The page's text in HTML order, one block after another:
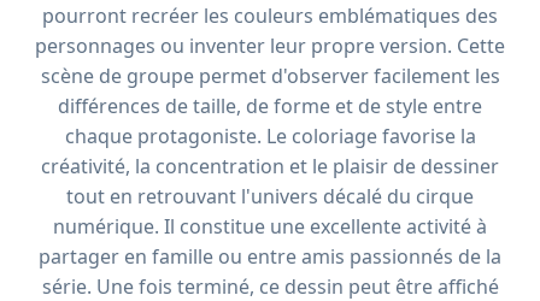
pourront recréer les couleurs emblématiques des
personnages ou inventer leur propre version. Cette
scène de groupe permet d'observer facilement les
différences de taille, de forme et de style entre
chaque protagoniste. Le coloriage favorise la
créativité, la concentration et le plaisir de dessiner
tout en retrouvant l'univers décalé du cirque
numérique. Il constitue une excellente activité à
partager en famille ou entre amis passionnés de la
série. Une fois terminé, ce dessin peut être affiché